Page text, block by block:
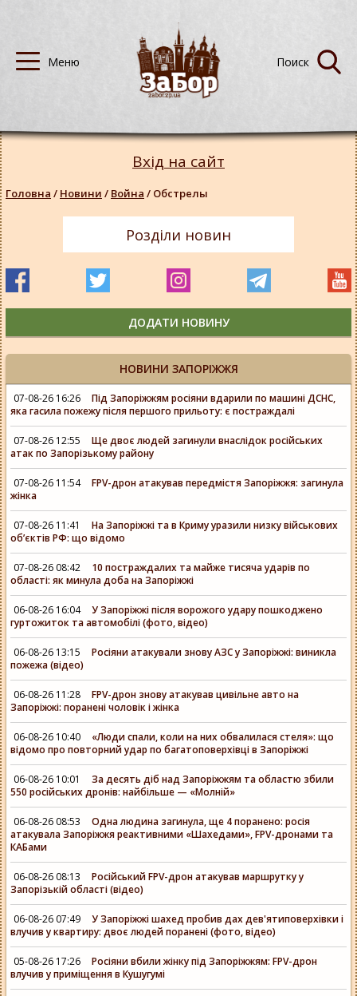
Вхід на сайт
Головна / Новини / Война / Обстрелы
Розділи новин
ДОДАТИ НОВИНУ
НОВИНИ ЗАПОРІЖЖЯ
07-08-26 16:26
Під Запоріжжям росіяни вдарили по машині ДСНС,
яка гасила пожежу після першого прильоту: є постраждалі
07-08-26 12:55
Ще двоє людей загинули внаслідок російських
атак по Запорізькому району
07-08-26 11:54
FPV-дрон атакував передмістя Запоріжжя: загинула
жінка
07-08-26 11:41
На Запоріжжі та в Криму уразили низку військових
об’єктів РФ: що відомо
07-08-26 08:42
10 постраждалих та майже тисяча ударів по
області: як минула доба на Запоріжжі
06-08-26 16:04
У Запоріжжі після ворожого удару пошкоджено
гуртожиток та автомобілі (фото, відео)
06-08-26 13:15
Росіяни атакували знову АЗС у Запоріжжі: виникла
пожежа (відео)
06-08-26 11:28
FPV-дрон знову атакував цивільне авто на
Запоріжжі: поранені чоловік і жінка
06-08-26 10:40
«Люди спали, коли на них обвалилася стеля»: що
відомо про повторний удар по багатоповерхівці в Запоріжжі
06-08-26 10:01
За десять діб над Запоріжжям та областю збили
550 російських дронів: найбільше — «Молній»
06-08-26 08:53
Одна людина загинула, ще 4 поранено: росія
атакувала Запоріжжя реактивними «Шахедами», FPV-дронами та
КАБами
06-08-26 08:13
Російський FPV-дрон атакував маршрутку у
Запорізькій області (відео)
06-08-26 07:49
У Запоріжжі шахед пробив дах дев'ятиповерхівки і
влучив у квартиру: двоє людей поранені (фото, відео)
05-08-26 17:26
Росіяни вбили жінку під Запоріжжям: FPV-дрон
влучив у приміщення в Кушугумі